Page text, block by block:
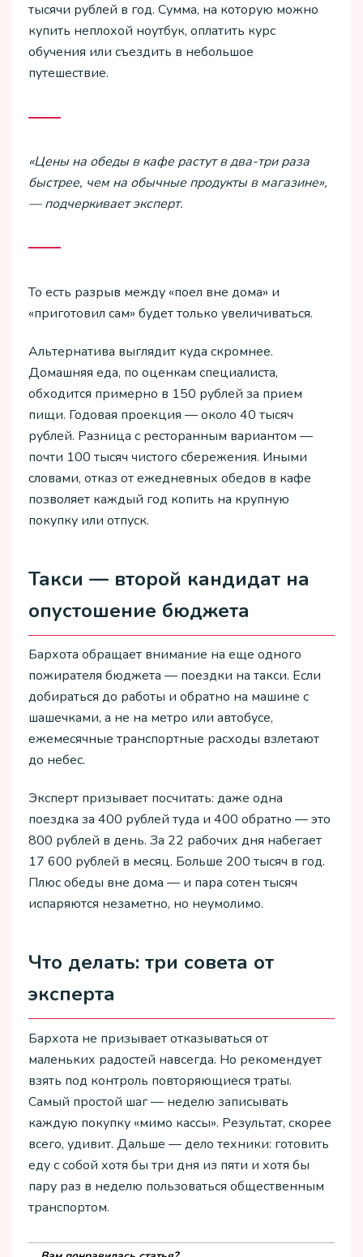
тысячи рублей в год. Сумма, на которую можно
купить неплохой ноутбук, оплатить курс
обучения или съездить в небольшое
путешествие.
«Цены на обеды в кафе растут в два-три раза
быстрее, чем на обычные продукты в магазине»,
— подчеркивает эксперт.
То есть разрыв между «поел вне дома» и
«приготовил сам» будет только увеличиваться.
Альтернатива выглядит куда скромнее.
Домашняя еда, по оценкам специалиста,
обходится примерно в 150 рублей за прием
пищи. Годовая проекция — около 40 тысяч
рублей. Разница с ресторанным вариантом —
почти 100 тысяч чистого сбережения. Иными
словами, отказ от ежедневных обедов в кафе
позволяет каждый год копить на крупную
покупку или отпуск.
Такси — второй кандидат на
опустошение бюджета
Бархота обращает внимание на еще одного
пожирателя бюджета — поездки на такси. Если
добираться до работы и обратно на машине с
шашечками, а не на метро или автобусе,
ежемесячные транспортные расходы взлетают
до небес.
Эксперт призывает посчитать: даже одна
поездка за 400 рублей туда и 400 обратно — это
800 рублей в день. За 22 рабочих дня набегает
17 600 рублей в месяц. Больше 200 тысяч в год.
Плюс обеды вне дома — и пара сотен тысяч
испаряются незаметно, но неумолимо.
Что делать: три совета от
эксперта
Бархота не призывает отказываться от
маленьких радостей навсегда. Но рекомендует
взять под контроль повторяющиеся траты.
Самый простой шаг — неделю записывать
каждую покупку «мимо кассы». Результат, скорее
всего, удивит. Дальше — дело техники: готовить
еду с собой хотя бы три дня из пяти и хотя бы
пару раз в неделю пользоваться общественным
транспортом.